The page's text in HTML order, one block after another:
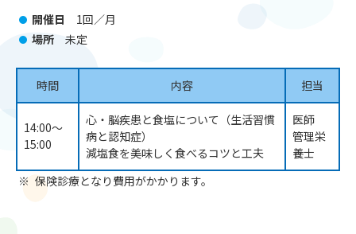
開催日 1回／月
場所未定
時間 内容 担当
14:00～
15:00
心・脳疾患と食塩について（生活習慣
病と認知症）
減塩食を美味しく食べるコツと工夫
医師
管理栄
養士
保険診療となり費用がかかります。